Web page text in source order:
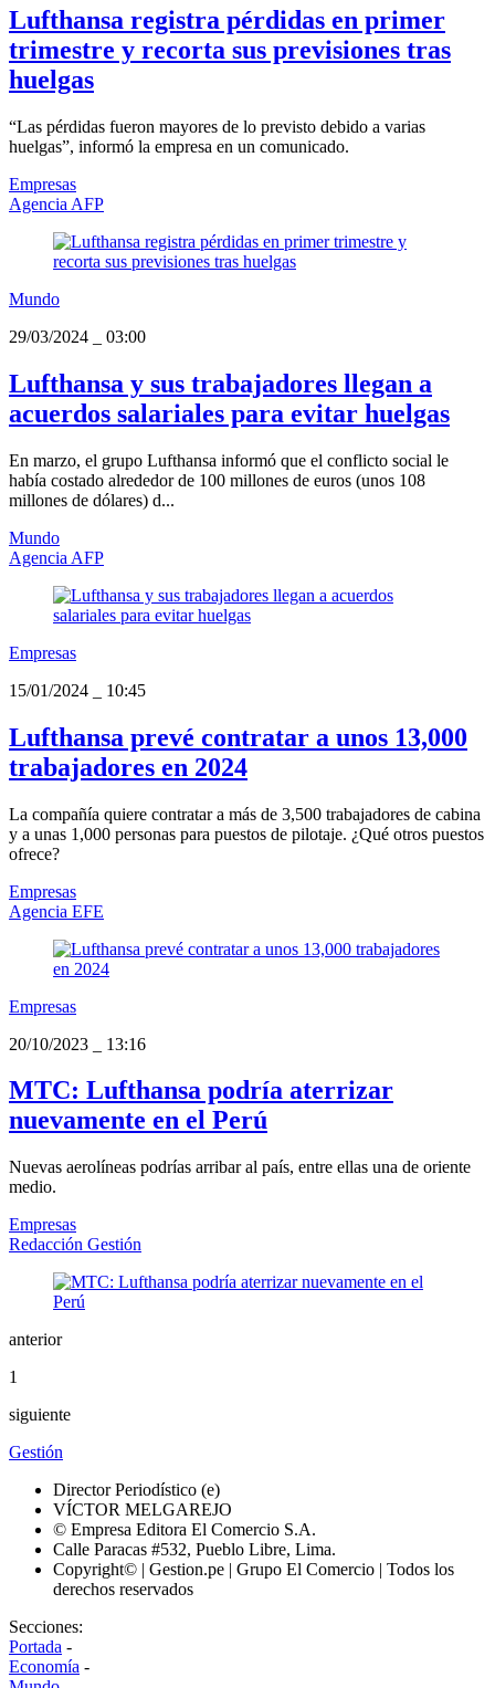
Lufthansa registra pérdidas en primer
trimestre y recorta sus previsiones tras
huelgas
“Las pérdidas fueron mayores de lo previsto debido a varias
huelgas”, informó la empresa en un comunicado.
Empresas
Agencia AFP
Mundo
29/03/2024
03:00
Lufthansa y sus trabajadores llegan a
acuerdos salariales para evitar huelgas
En marzo, el grupo Lufthansa informó que el conflicto social le
había costado alrededor de 100 millones de euros (unos 108
millones de dólares) d...
Mundo
Agencia AFP
Empresas
15/01/2024
10:45
Lufthansa prevé contratar a unos 13,000
trabajadores en 2024
La compañía quiere contratar a más de 3,500 trabajadores de cabina
y a unas 1,000 personas para puestos de pilotaje. ¿Qué otros puestos
ofrece?
Empresas
Agencia EFE
Empresas
20/10/2023
13:16
MTC: Lufthansa podría aterrizar
nuevamente en el Perú
Nuevas aerolíneas podrías arribar al país, entre ellas una de oriente
medio.
Empresas
Redacción Gestión
anterior
1
siguiente
Gestión
Director Periodístico (e)
VÍCTOR MELGAREJO
© Empresa Editora El Comercio S.A.
Calle Paracas #532, Pueblo Libre, Lima.
Copyright© | Gestion.pe | Grupo El Comercio | Todos los
derechos reservados
Secciones:
Portada -
Economía -